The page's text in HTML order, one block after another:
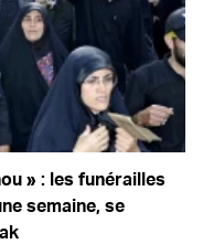
» : les funérailles
semaine, se